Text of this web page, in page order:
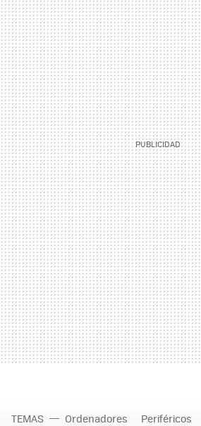
TEMAS Ordenadores Periféricos